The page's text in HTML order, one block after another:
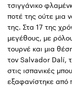
τσιγγάνικο
ποτέ της ούτε μια
της. Στα 17 της
μεγέθους, με
τουρνέ και μια
τον Salvador Dalí,
στις ισπανικές
εξαφανίστηκε από